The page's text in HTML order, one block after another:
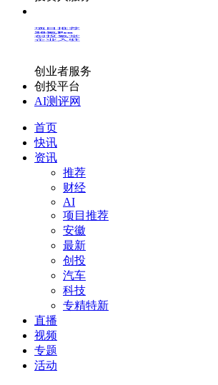
项目推荐
36氪Pro
创投氪堂
企业入驻
创业者服务
创投平台
AI测评网
首页
快讯
资讯
推荐
财经
AI
项目推荐
安徽
最新
创投
汽车
科技
专精特新
直播
视频
专题
活动